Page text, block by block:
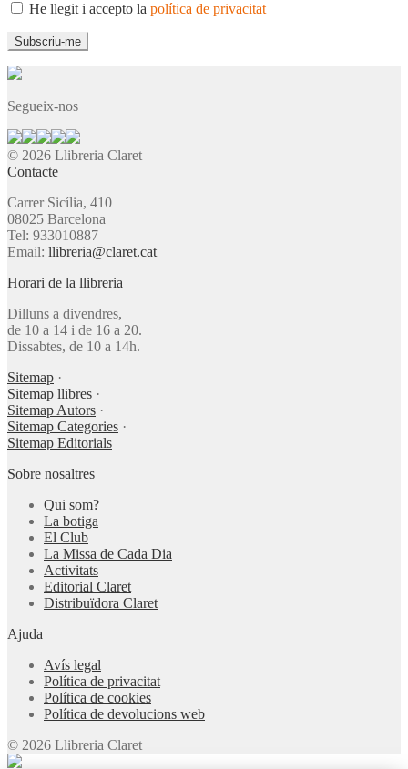
He llegit i accepto la política de privacitat
Segueix-nos
© 2026 Llibreria Claret
Contacte
Carrer Sicília, 410
08025 Barcelona
Tel: 933010887
Email: llibreria@claret.cat
Horari de la llibreria
Dilluns a divendres,
de 10 a 14 i de 16 a 20.
Dissabtes, de 10 a 14h.
Sitemap ·
Sitemap llibres ·
Sitemap Autors ·
Sitemap Categories ·
Sitemap Editorials
Sobre nosaltres
Qui som?
La botiga
El Club
La Missa de Cada Dia
Activitats
Editorial Claret
Distribuïdora Claret
Ajuda
Avís legal
Política de privacitat
Política de cookies
Política de devolucions web
© 2026 Llibreria Claret